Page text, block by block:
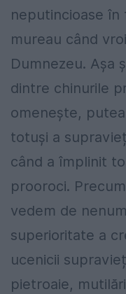
neputincioase în
mureau când
Dumnezeu. Așa
dintre chinurile
omenește,
totuși a
când a împlinit
prooroci.
vedem de
superioritate a
ucenicii
pietroaie,